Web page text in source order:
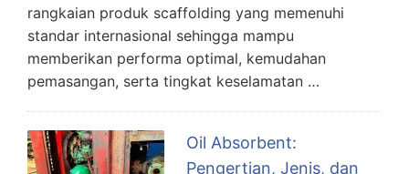
rangkaian produk scaffolding yang memenuhi
standar internasional sehingga mampu
memberikan performa optimal, kemudahan
pemasangan, serta tingkat keselamatan …
Oil Absorbent:
Pengertian, Jenis, dan